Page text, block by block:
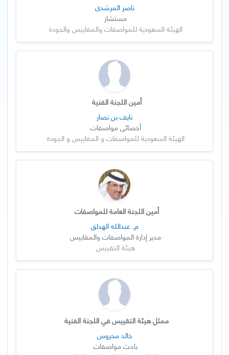
ناصر المرشدي
مستشار
الهيئة السعودية للمواصفات والمقاييس والجودة
أمين اللجنة الفنية
نايف بن نصار
أخصائي مواصفات
الهيئة السعودية للمواصفات و المقاييس و الجودة
أمين اللجنة العامة للمواصفات
م. عبدالله الهدلق
مدير إدارة المواصفات والمقاييس
هيئة التقييس
ممثل هيئة التقييس في اللجنة الفنية
خالد محروس
باحث مواصفات